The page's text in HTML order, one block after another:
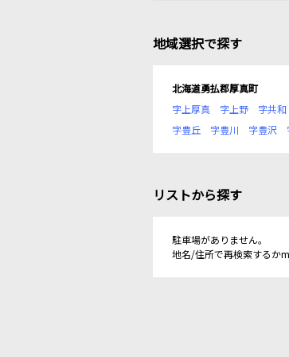
地域選択で探す
北海道勇払郡厚真町
字上厚真
字上野 字共和
字豊丘
字豊川 字豊沢
リストから探す
駐車場がありません。
地名/住所で再検索するか